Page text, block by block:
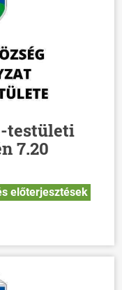
testületi
7.20
előterjesztések